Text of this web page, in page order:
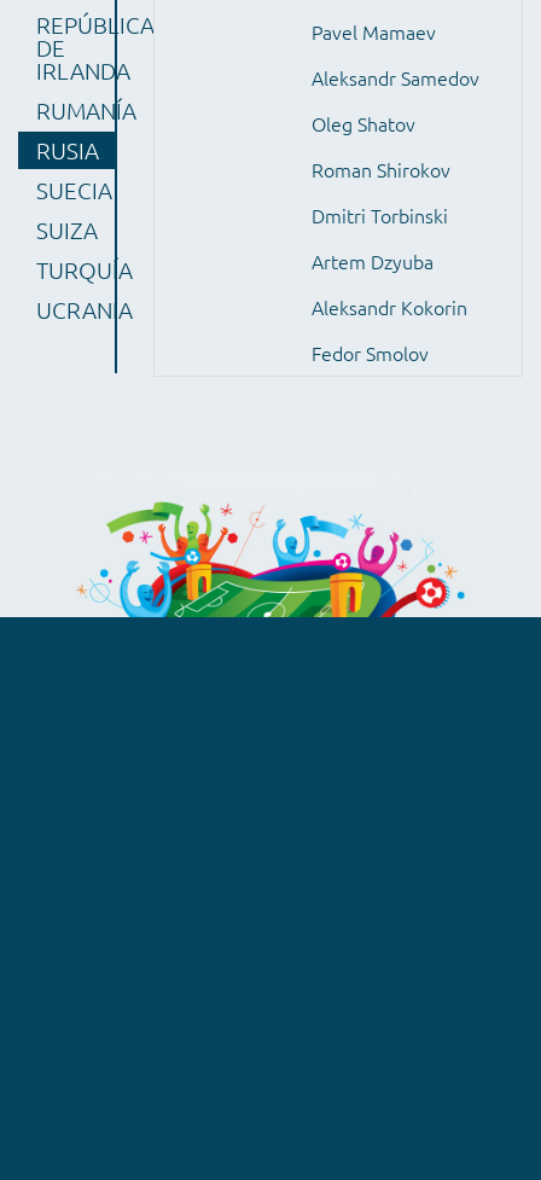
REPÚBLICA
DE
IRLANDA
RUMANÍA
RUSIA
SUECIA
SUIZA
TURQUÍA
UCRANIA
Pavel Mamaev
Aleksandr Samedov
Oleg Shatov
Roman Shirokov
Dmitri Torbinski
Artem Dzyuba
Aleksandr Kokorin
Fedor Smolov